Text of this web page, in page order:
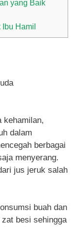
yang Baik
Hamil
kehamilan,
dalam
berbagai
menyerang.
jus jeruk salah
buah dan
besi sehingga